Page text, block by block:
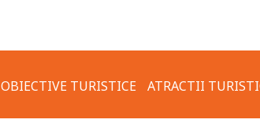
OBIECTIVE TURISTICE ATRACTII